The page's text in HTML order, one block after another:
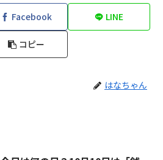
Facebook LINE
コピー
はなちゃん